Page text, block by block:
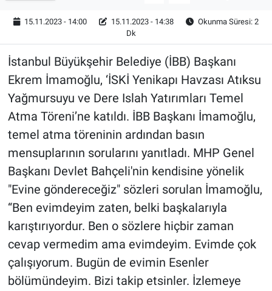
15.11.2023 - 14:00 15.11.2023 - 14:38
Okunma Süresi: 2
Dk
İstanbul Büyükşehir Belediye (İBB) Başkanı
Ekrem İmamoğlu, ‘İSKİ Yenikapı Havzası Atıksu
Yağmursuyu ve Dere Islah Yatırımları Temel
Atma Töreni’ne katıldı. İBB Başkanı İmamoğlu,
temel atma töreninin ardından basın
mensuplarının sorularını yanıtladı. MHP Genel
Başkanı Devlet Bahçeli'nin kendisine yönelik
"Evine göndereceğiz" sözleri sorulan İmamoğlu,
“Ben evimdeyim zaten, belki başkalarıyla
karıştırıyordur. Ben o sözlere hiçbir zaman
cevap vermedim ama evimdeyim. Evimde çok
çalışıyorum. Bugün de evimin Esenler
bölümündeyim. Bizi takip etsinler. İzlemeye